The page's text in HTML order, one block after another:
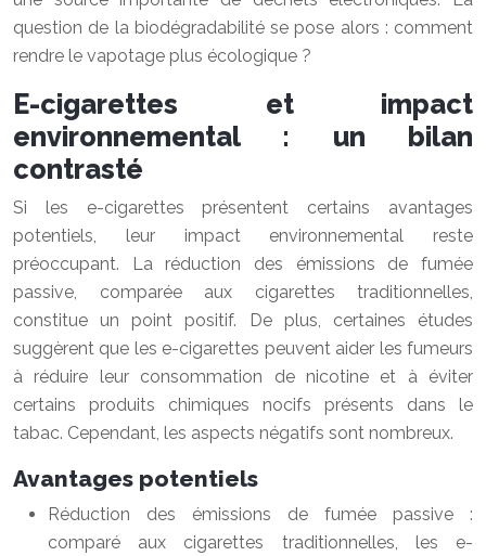
question de la biodégradabilité se pose alors : comment
rendre le vapotage plus écologique ?
E-cigarettes et impact
environnemental : un bilan
contrasté
Si les e-cigarettes présentent certains avantages
potentiels, leur impact environnemental reste
préoccupant. La réduction des émissions de fumée
passive, comparée aux cigarettes traditionnelles,
constitue un point positif. De plus, certaines études
suggèrent que les e-cigarettes peuvent aider les fumeurs
à réduire leur consommation de nicotine et à éviter
certains produits chimiques nocifs présents dans le
tabac. Cependant, les aspects négatifs sont nombreux.
Avantages potentiels
Réduction des émissions de fumée passive :
comparé aux cigarettes traditionnelles, les e-